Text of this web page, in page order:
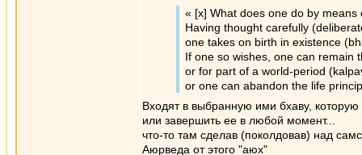
« [x] What does one do by
Having thought carefully
one takes on birth in existence
If one so wishes, one can remain
or for part of a world-period
or one can abandon the life
Входят в выбранную ими бхаву,
или завершить ее в любой момент...
что-то там сделав (поколдовав) над
Аюрведа от этого "аюх"